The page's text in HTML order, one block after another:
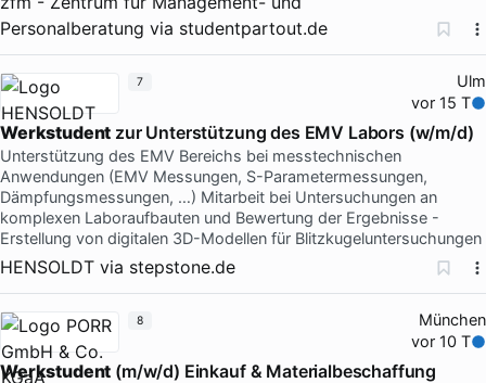
Personalberatung via studentpartout.de
Ulm
vor 15 T
Werkstudent zur Unterstützung des EMV Labors (w/m/d)
Unterstützung des EMV Bereichs bei messtechnischen
Anwendungen (EMV Messungen, S-Parametermessungen,
Dämpfungsmessungen, …) Mitarbeit bei Untersuchungen an
komplexen Laboraufbauten und Bewertung der Ergebnisse -
Erstellung von digitalen 3D-Modellen für Blitzkugeluntersuchungen
HENSOLDT via stepstone.de
7
München
vor 10 T
Werkstudent (m/w/d) Einkauf & Materialbeschaffung
8